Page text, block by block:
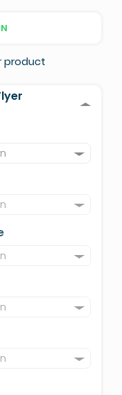
product